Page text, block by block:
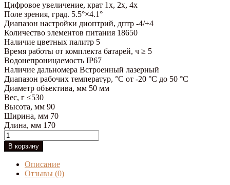
Цифровое увеличение, крат 1x, 2x, 4x
Поле зрения, град. 5.5°×4.1°
Диапазон настройки диоптрий, дптр -4/+4
Количество элементов питания 18650
Наличие цветных палитр 5
Время работы от комплекта батарей, ч ≥ 5
Водонепроницаемость IP67
Наличие дальномера Встроенный лазерный
Диапазон рабочих температур, °C от -20 °C до 50 °C
Диаметр объектива, мм 50 мм
Вес, г ≤530
Высота, мм 90
Ширина, мм 70
Длина, мм 170
Количество
товара
Тепловизионный
монокуляр
Guide
TL450
В корзину
Описание
Отзывы (0)